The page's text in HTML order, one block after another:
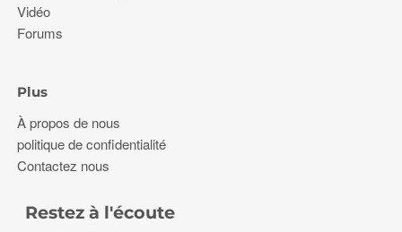
Vidéo
Forums
Plus
À propos de nous
politique de confidentialité
Contactez nous
Restez à l'écoute